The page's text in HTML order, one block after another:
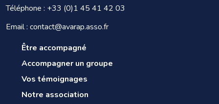
Téléphone : +33 (0)1 45 41 42 03
Email : contact@avarap.asso.fr
Être accompagné
Accompagner un groupe
Vos témoignages
Notre association